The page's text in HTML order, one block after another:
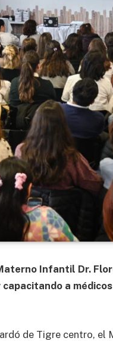
Infantil Dr.
a
de Tigre centro, el